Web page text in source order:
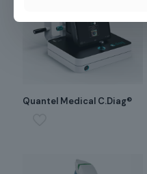
Quantel Medical C.Diag®